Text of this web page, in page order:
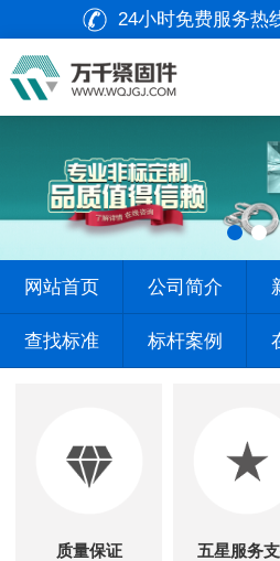
24小时免费服务热
网站首页 公司简介
查找标准 标杆案例
质量保证 五星服务